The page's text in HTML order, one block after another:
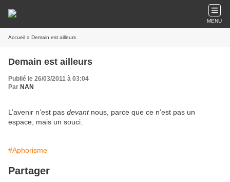
MENU
Accueil » Demain est ailleurs
Demain est ailleurs
Publié le 26/03/2011 à 03:04
Par NAN
L’avenir n’est pas devantnous, parce que ce n’est pas un
espace, mais un souci.
#Aphorisme
Partager